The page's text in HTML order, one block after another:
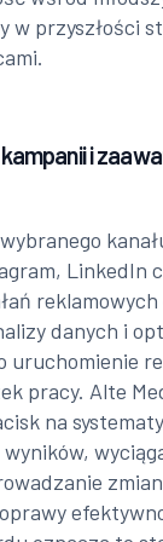
w przyszłości
i
LinkedIn
danych i
uruchomienie
pracy. Alte
na